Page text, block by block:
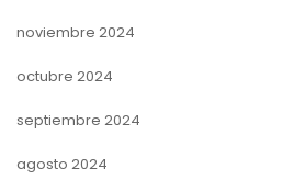
noviembre 2024
octubre 2024
septiembre 2024
agosto 2024